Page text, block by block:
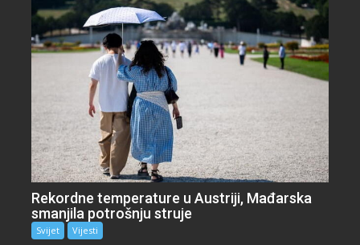
Rekordne temperature u Austriji, Mađarska
smanjila potrošnju struje
Svijet Vijesti